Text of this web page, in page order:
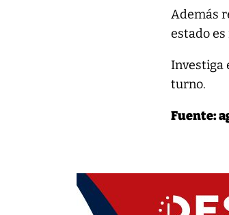
Además
estado
Investiga
turno.
Fuente: